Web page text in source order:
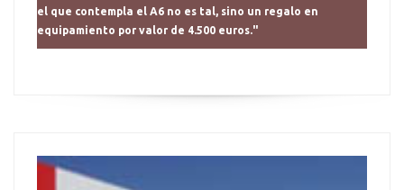
el que contempla el A6 no es tal, sino un regalo en
equipamiento por valor de 4.500 euros."